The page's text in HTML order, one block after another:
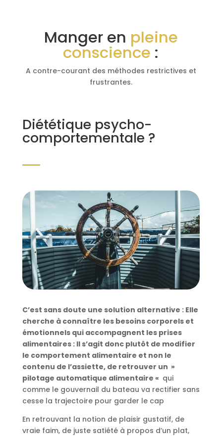
Manger en pleine
conscience :
A contre-courant des méthodes restrictives et
frustrantes.
Diététique psycho-
comportementale ?
C’est sans doute une solution alternative : Elle
cherche à connaître les besoins corporels et
émotionnels qui accompagnent les prises
alimentaires : Il s’agit donc plutôt de modifier
le comportement alimentaire et non le
contenu de l’assiette, de retrouver un »
pilotage automatique alimentaire « qui
comme le gouvernail du bateau va rectifier sans
cesse la trajectoire pour garder le cap
En retrouvant la notion de plaisir gustatif, de
vraie faim, de juste satiété à propos d’un plat,